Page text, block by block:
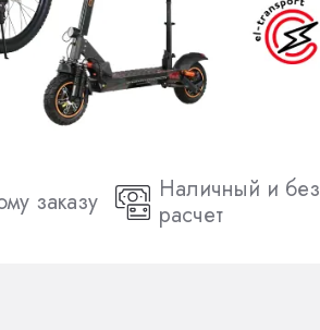
заказу
Наличный и
расчет